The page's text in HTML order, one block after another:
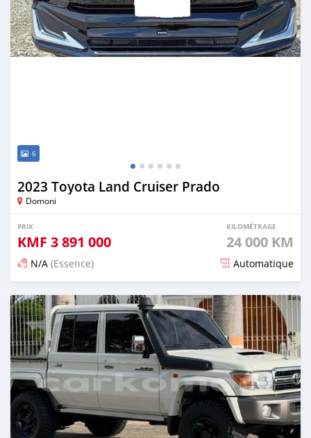
6
2023 Toyota Land Cruiser Prado
Domoni
PRIX
KMF 3 891 000
KILOMÉTRAGE
24 000 KM
N/A (Essence) Automatique
Publié il y a 16 jours